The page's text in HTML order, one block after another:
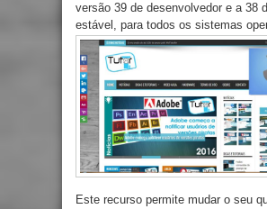
versão 39 de desenvolvedor e a 38
estável, para todos os sistemas
Este recurso permite mudar o seu